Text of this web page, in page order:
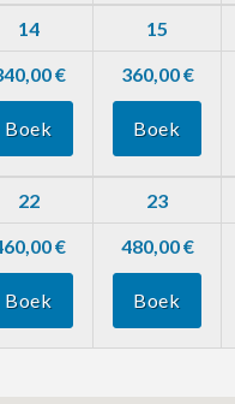
14 15
€
Boek
360,00 €
Boek
22 23
€
Boek
480,00 €
Boek